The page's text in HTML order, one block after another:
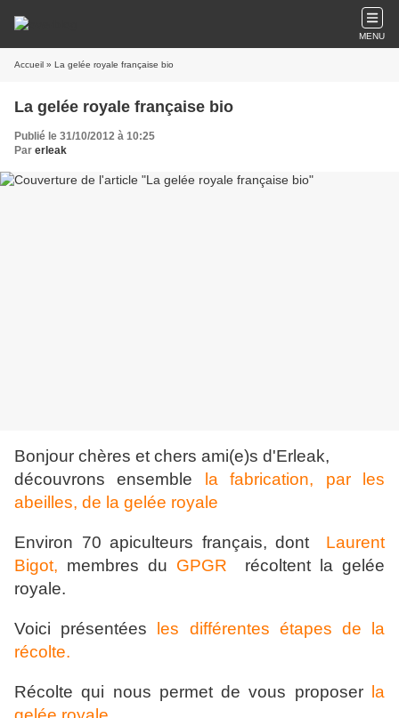
MENU
Accueil » La gelée royale française bio
La gelée royale française bio
Publié le 31/10/2012 à 10:25
Par erleak
Bonjour chères et chers ami(e)s d'Erleak,
découvrons ensemble
la fabrication, par les
abeilles, de la gelée royale
Environ 70 apiculteurs français, dont Laurent
Bigot, membres du GPGR
récoltent la gelée
royale.
Voici présentées
les différentes étapes de la
récolte.
Récolte qui nous permet de vous proposer
la